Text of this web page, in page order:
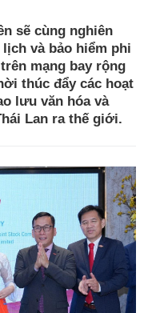
sẽ cùng nghiên
và bảo hiểm phi
mạng bay rộng
thúc đẩy các hoạt
lưu văn hóa và
Lan ra thế giới.